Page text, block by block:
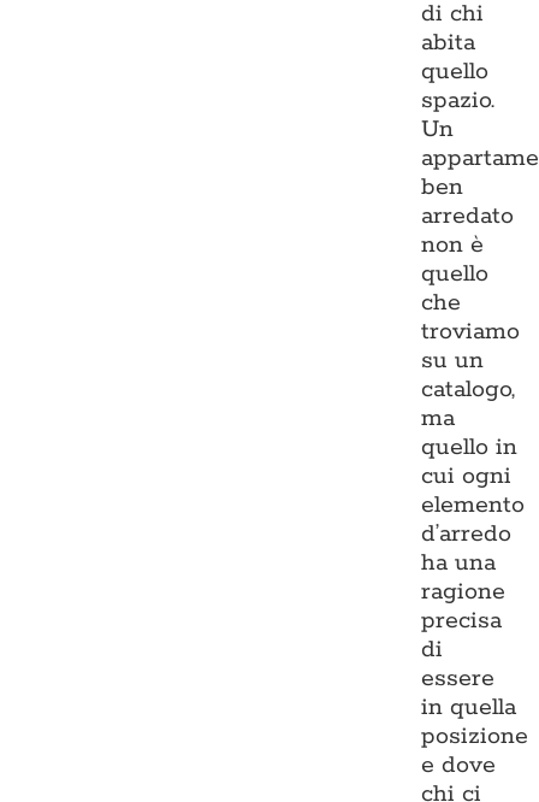
di chi
abita
quello
spazio.
Un
ben
arredato
non è
quello
che
troviamo
su un
catalogo,
ma
quello in
cui ogni
elemento
d’arredo
ha una
ragione
precisa
di
essere
in quella
posizione
e dove
chi ci